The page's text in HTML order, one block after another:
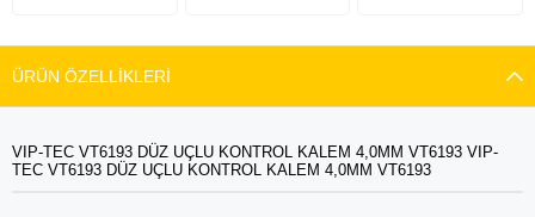
ÜRÜN ÖZELLIKLERI
VIP-TEC VT6193 DÜZ UÇLU KONTROL KALEM 4,0MM VT6193 VIP-
TEC VT6193 DÜZ UÇLU KONTROL KALEM 4,0MM VT6193